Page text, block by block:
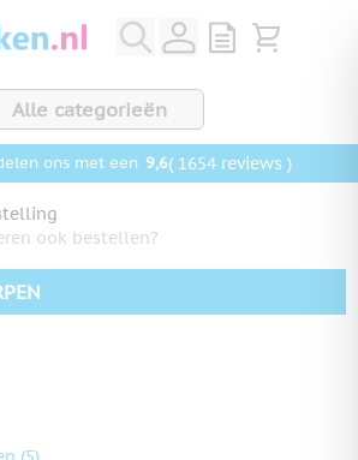
View quote,
Bekijk
Alle categorieën
ons met een 9,6( 1654 reviews )
ook bestellen?